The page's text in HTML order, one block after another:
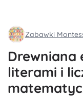
Zabawki
Drewniana
literami i